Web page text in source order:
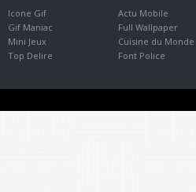
Icone Gif
Gif Maniac
Mini Jeux
Top Delire
Actu Mobile
Full Wallpaper
Cuisine du Monde
Font Police